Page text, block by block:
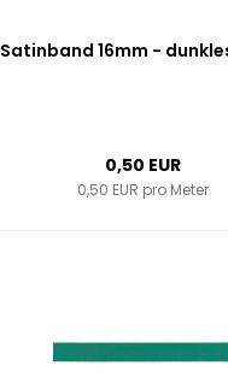
Satinband 16mm -
0,50 EUR
0,50 EUR pro Meter